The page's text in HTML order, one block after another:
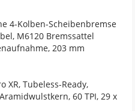
4-Kolben-Scheibenbremse
M6120 Bremssattel
203 mm
XR, Tubeless-Ready,
60 TPI, 29 x